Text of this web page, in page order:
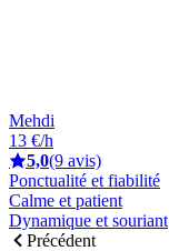
Mehdi
13 €/h
5,0(9 avis)
Ponctualité et fiabilité
Calme et patient
Dynamique et souriant
Précédent